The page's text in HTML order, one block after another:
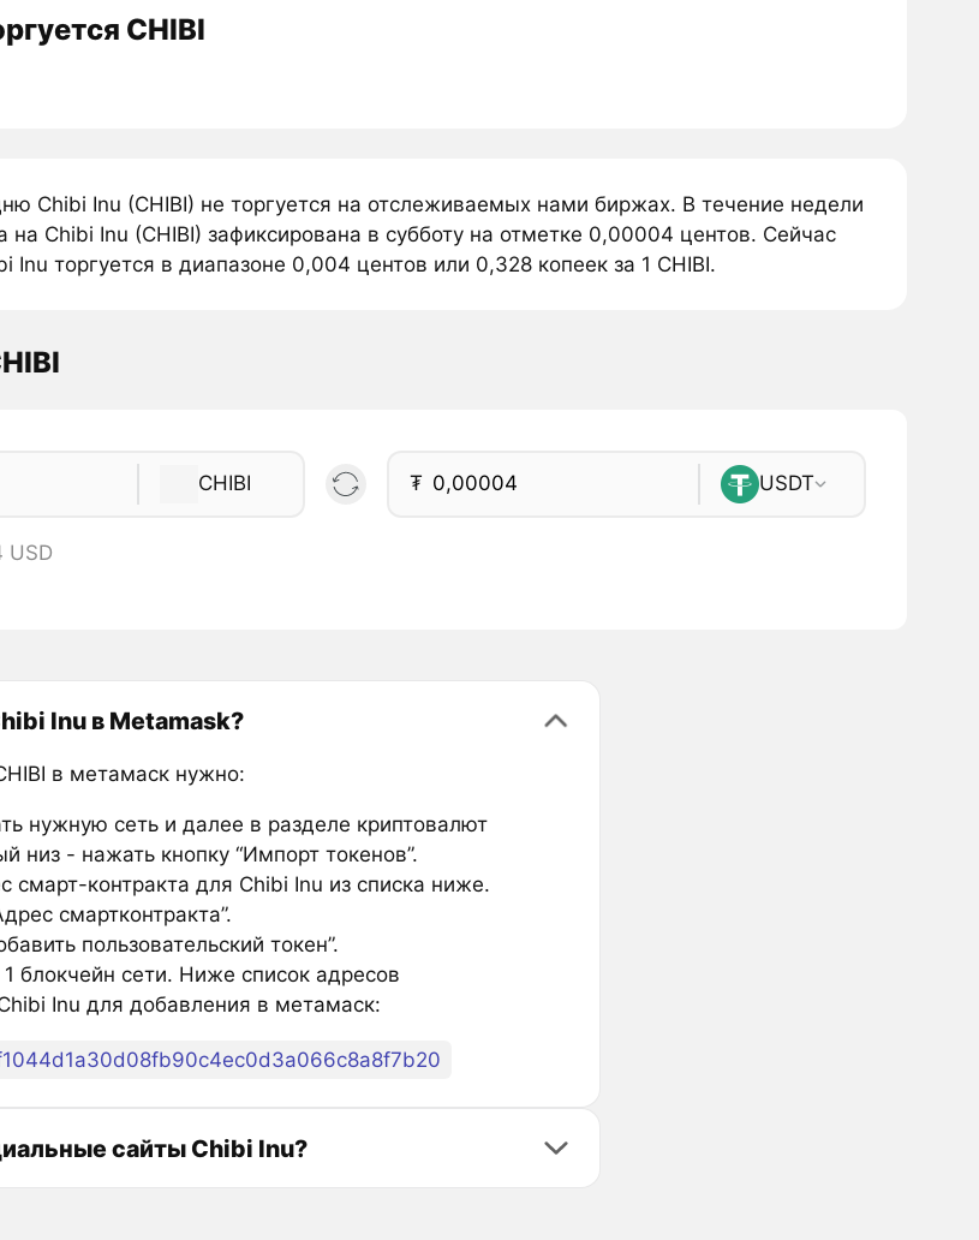
CHIBI
Chibi Inu (CHIBI) не торгуется на отслеживаемых нами биржах. В течение недели
Chibi Inu (CHIBI) зафиксирована в субботу на отметке 0,00004 центов. Сейчас
Inu торгуется в диапазоне 0,004 центов или 0,328 копеек за 1 CHIBI.
CHIBI ₮ USDT
USD
Inu в Metamask?
в метамаск нужно:
нужную сеть и далее в разделе криптовалют
низ - нажать кнопку “Импорт токенов”.
смарт-контракта для Chibi Inu из списка ниже.
смартконтракта”.
пользовательский токен”.
1 блокчейн сети. Ниже список адресов
Inu для добавления в метамаск:
сайты Chibi Inu?